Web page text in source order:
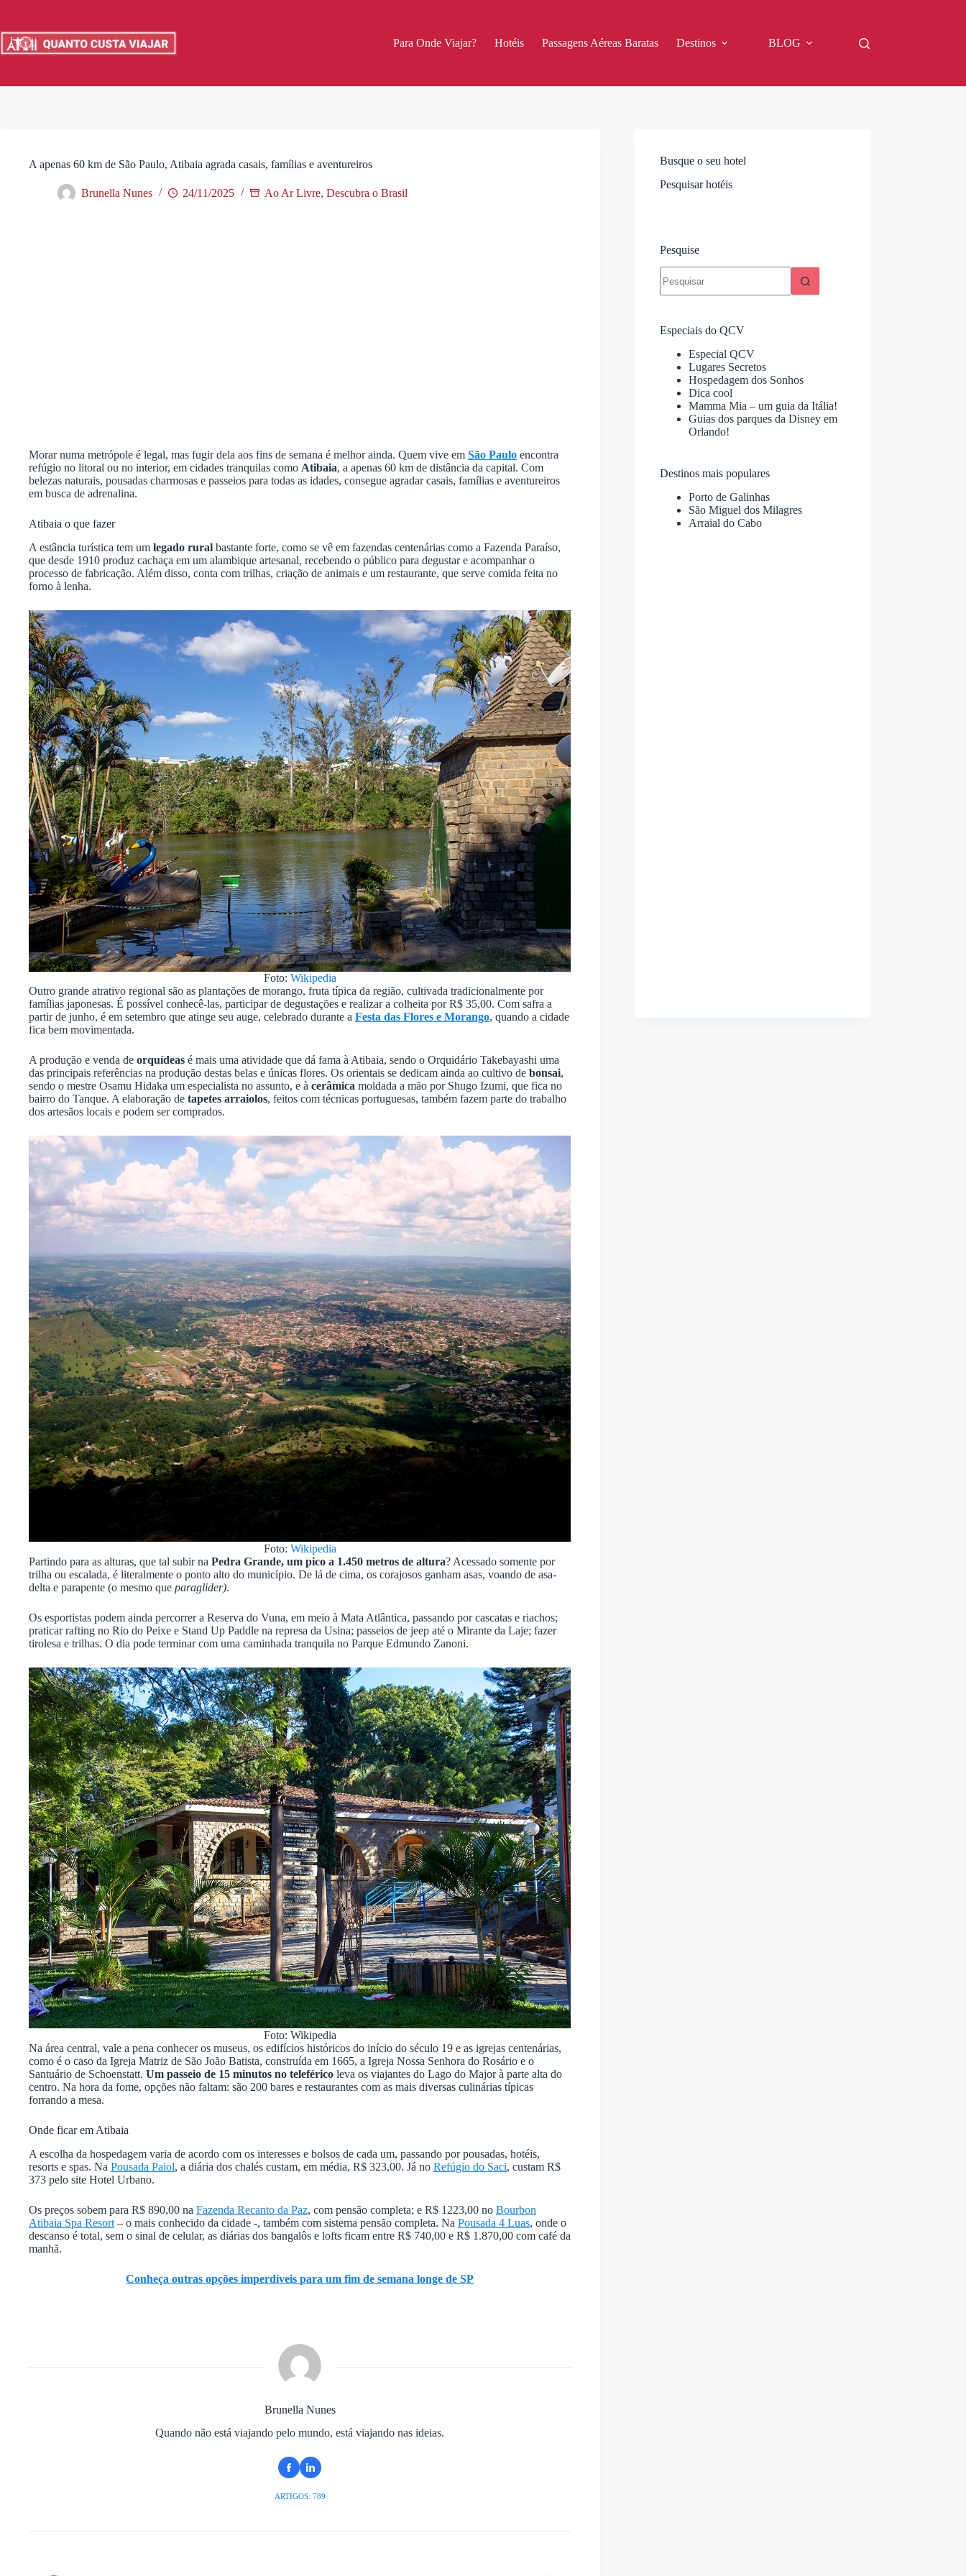
o
conteúdo
Para Onde Viajar? Hotéis Passagens Aéreas Baratas Destinos BLOG
A apenas 60 km de São Paulo, Atibaia agrada casais, famílias e aventureiros
Brunella Nunes 24/11/2025 Ao Ar Livre, Descubra o Brasil
Morar numa metrópole é legal, mas fugir dela aos fins de semana é melhor ainda. Quem vive em São Paulo encontra
refúgio no litoral ou no interior, em cidades tranquilas como Atibaia, a apenas 60 km de distância da capital. Com
belezas naturais, pousadas charmosas e passeios para todas as idades, consegue agradar casais, famílias e aventureiros
em busca de adrenalina.
Atibaia o que fazer
A estância turística tem um legado rural bastante forte, como se vê em fazendas centenárias como a Fazenda Paraíso,
que desde 1910 produz cachaça em um alambique artesanal, recebendo o público para degustar e acompanhar o
processo de fabricação. Além disso, conta com trilhas, criação de animais e um restaurante, que serve comida feita no
forno à lenha.
Foto: Wikipedia
Outro grande atrativo regional são as plantações de morango, fruta típica da região, cultivada tradicionalmente por
famílias japonesas. É possível conhecê-las, participar de degustações e realizar a colheita por R$ 35,00. Com safra a
partir de junho, é em setembro que atinge seu auge, celebrado durante a Festa das Flores e Morango, quando a cidade
fica bem movimentada.
A produção e venda de orquídeas é mais uma atividade que dá fama à Atibaia, sendo o Orquidário Takebayashi uma
das principais referências na produção destas belas e únicas flores. Os orientais se dedicam ainda ao cultivo de bonsai,
sendo o mestre Osamu Hidaka um especialista no assunto, e à cerâmica moldada a mão por Shugo Izumi, que fica no
bairro do Tanque. A elaboração de tapetes arraiolos, feitos com técnicas portuguesas, também fazem parte do trabalho
dos artesãos locais e podem ser comprados.
Foto: Wikipedia
Partindo para as alturas, que tal subir na Pedra Grande, um pico a 1.450 metros de altura? Acessado somente por
trilha ou escalada, é literalmente o ponto alto do município. De lá de cima, os corajosos ganham asas, voando de asa-
delta e parapente (o mesmo que paraglider).
Os esportistas podem ainda percorrer a Reserva do Vuna, em meio à Mata Atlântica, passando por cascatas e riachos;
praticar rafting no Rio do Peixe e Stand Up Paddle na represa da Usina; passeios de jeep até o Mirante da Laje; fazer
tirolesa e trilhas. O dia pode terminar com uma caminhada tranquila no Parque Edmundo Zanoni.
Foto: Wikipedia
Na área central, vale a pena conhecer os museus, os edifícios históricos do início do século 19 e as igrejas centenárias,
como é o caso da Igreja Matriz de São João Batista, construída em 1665, a Igreja Nossa Senhora do Rosário e o
Santuário de Schoenstatt. Um passeio de 15 minutos no teleférico leva os viajantes do Lago do Major à parte alta do
centro. Na hora da fome, opções não faltam: são 200 bares e restaurantes com as mais diversas culinárias típicas
forrando a mesa.
Onde ficar em Atibaia
A escolha da hospedagem varia de acordo com os interesses e bolsos de cada um, passando por pousadas, hotéis,
resorts e spas. Na Pousada Paiol, a diária dos chalés custam, em média, R$ 323,00. Já no Refúgio do Saci, custam R$
373 pelo site Hotel Urbano.
Os preços sobem para R$ 890,00 na Fazenda Recanto da Paz, com pensão completa; e R$ 1223,00 no Bourbon
Atibaia Spa Resort – o mais conhecido da cidade -, também com sistema pensão completa. Na Pousada 4 Luas, onde o
descanso é total, sem o sinal de celular, as diárias dos bangalôs e lofts ficam entre R$ 740,00 e R$ 1.870,00 com café da
manhã.
Conheça outras opções imperdíveis para um fim de semana longe de SP
Brunella Nunes
Quando não está viajando pelo mundo, está viajando nas ideias.
ARTIGOS: 789
Busque o seu hotel
Pesquisar hotéis
Pesquise
resultados
Especiais do QCV
Especial QCV
Lugares Secretos
Hospedagem dos Sonhos
Dica cool
Mamma Mia – um guia da Itália!
Guias dos parques da Disney em
Orlando!
Destinos mais populares
Porto de Galinhas
São Miguel dos Milagres
Arraial do Cabo